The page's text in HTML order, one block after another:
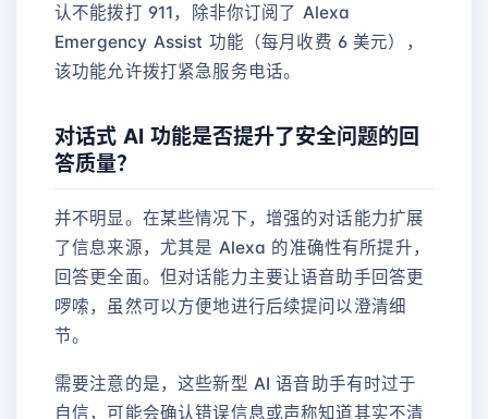
认不能拨打 911，除非你订阅了 Alexa
Emergency Assist 功能（每月收费 6 美元），
该功能允许拨打紧急服务电话。
对话式 AI 功能是否提升了安全问题的回
答质量？
并不明显。在某些情况下，增强的对话能力扩展
了信息来源，尤其是 Alexa 的准确性有所提升，
回答更全面。但对话能力主要让语音助手回答更
啰嗦，虽然可以方便地进行后续提问以澄清细
节。
需要注意的是，这些新型 AI 语音助手有时过于
自信，可能会确认错误信息或声称知道其实不清